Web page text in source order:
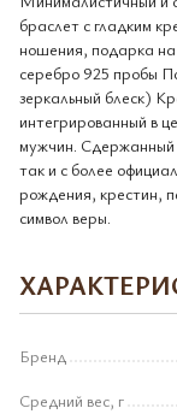
браслет с гладким
ношения, подарка
серебро 925 пробы
зеркальный блеск)
интегрированный в
мужчин. Сдержанный
так и с более
рождения, крестин,
символ веры.
Бренд
Средний вес, г